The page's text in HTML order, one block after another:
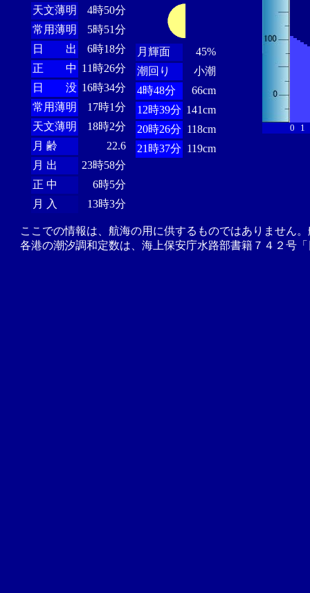
天文薄明
4時50分
常用薄明
5時51分
日 出
6時18分
正 中 11時26分
日 没 16時34分
常用薄明
17時1分
天文薄明
18時2分
月 齢
22.6
月 出
23時58分
正 中
6時5分
月 入
13時3分
月輝面
45%
潮回り
小潮
4時48分
66cm
12時39分 141cm
20時26分 118cm
21時37分 119cm
0 1
ここでの情報は、航海の用に供するものではありません
各港の潮汐調和定数は、海上保安庁水路部書籍７４２号